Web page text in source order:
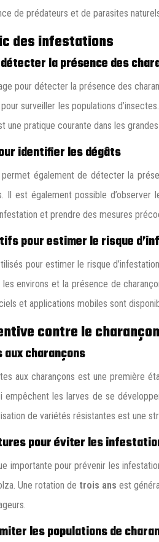
de prédateurs et de parasites
des infestations
la présence des
pour détecter la présence des
surveiller les populations
une pratique courante dans les
identifier les dégâts
permet également de détecter la
Il est également possible
et prendre des mesures
pour estimer le risque
pour estimer le risque
environs et la présence de
et applications mobiles sont
contre le charançon
charançons
aux charançons est une première
empêchent les larves de se
de variétés résistantes est une
pour éviter les
importante pour prévenir les
Une rotation de trois ansest
les populations de